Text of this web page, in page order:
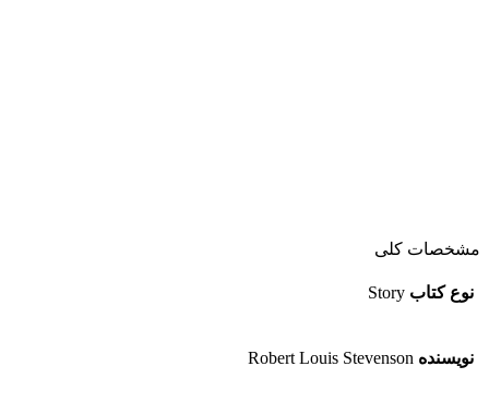
مشخصات کلی
نوع کتاب Story
نویسنده Robert Louis Stevenson